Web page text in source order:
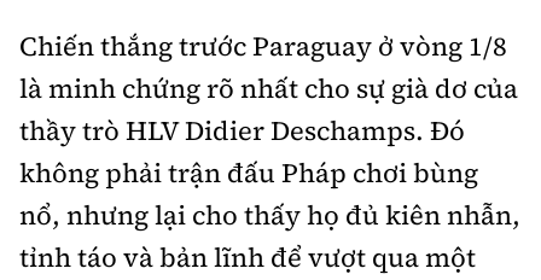
soạn
Chiến thắng trước Paraguay ở vòng 1/8
là minh chứng rõ nhất cho sự già dơ của
thầy trò HLV Didier Deschamps. Đó
không phải trận đấu Pháp chơi bùng
nổ, nhưng lại cho thấy họ đủ kiên nhẫn,
tỉnh táo và bản lĩnh để vượt qua một